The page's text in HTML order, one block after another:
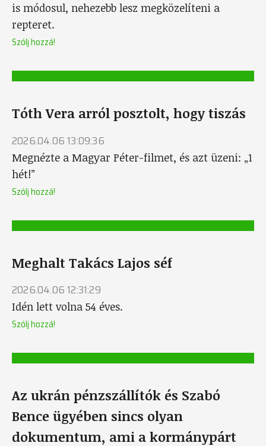
is módosul, nehezebb lesz megközelíteni a
repteret.
Szólj hozzá!
Tóth Vera arról posztolt, hogy tiszás
2026.04.06 13:09:36
Megnézte a Magyar Péter-filmet, és azt üzeni: „1
hét!”
Szólj hozzá!
Meghalt Takács Lajos séf
2026.04.06 12:31:29
Idén lett volna 54 éves.
Szólj hozzá!
Az ukrán pénzszállítók és Szabó
Bence ügyében sincs olyan
dokumentum, ami a kormánypárt